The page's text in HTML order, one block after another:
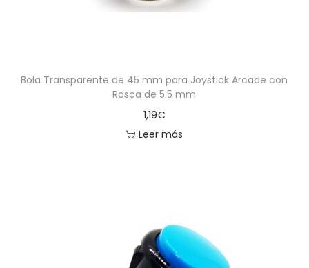
Bola Transparente de 45 mm para Joystick Arcade con
Rosca de 5.5 mm
1,19€
Leer más